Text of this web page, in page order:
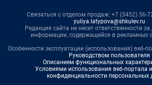
Связаться с отделом продаж: +7 (3452) 56-
yuliya.latypova@shkulev.ru
Редакция сайта не несет ответственности
информации, содержащейся в рекламных
Особенности эксплуатации (использования) веб-
Руководством пользователя
Описанием функциональных
Условиями использования веб-портала
конфиденциальности персональных